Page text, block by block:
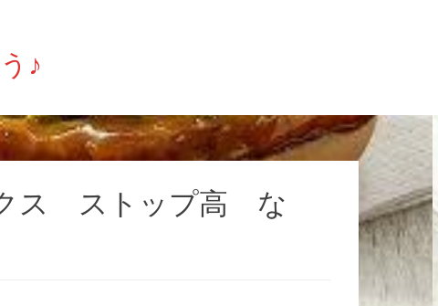
♪
ス ストップ高 な